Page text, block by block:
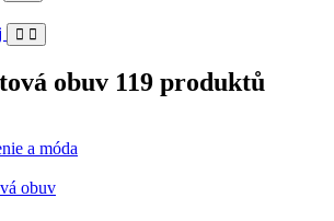
obuv 119 produktů
a móda
obuv